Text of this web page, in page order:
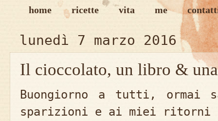
home ricette vita me
lunedì 7 marzo 2016
Il cioccolato, un libro &
Buongiorno a tutti, ormai
sparizioni e ai miei